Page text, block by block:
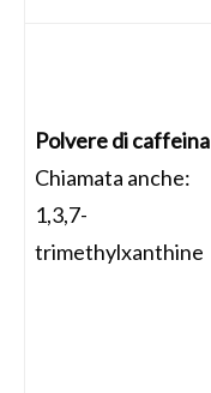
Polvere di caffeina
Chiamata anche:
1,3,7-
trimethylxanthine